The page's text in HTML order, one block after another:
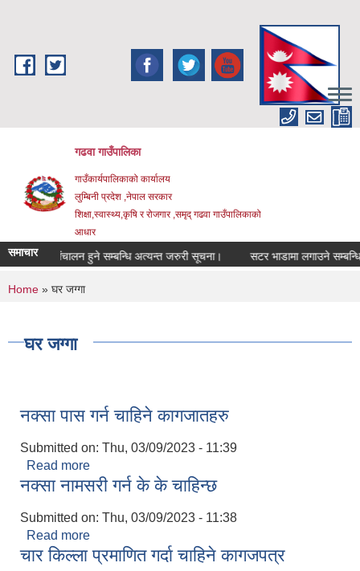
गढवा गाउँपालिका
गाउँकार्यपालिकाको कार्यालय
लुम्बिनी प्रदेश ,नेपाल सरकार
शिक्षा,स्वास्थ्य,कृषि र रोजगार ,समृद् गढवा गाउँपालिकाको
आधार
समाचार संचालन हुने सम्बन्धि अत्यन्त जरुरी सूचना। सटर भाडामा लगाउने सम्बन्धि
You are here
Home » घर जग्गा
घर जग्गा
नक्सा पास गर्न चाहिने कागजातहरु
Submitted on: Thu, 03/09/2023 - 11:39
Read more
नक्सा नामसरी गर्न के के चाहिन्छ
Submitted on: Thu, 03/09/2023 - 11:38
Read more
चार किल्ला प्रमाणित गर्दा चाहिने कागजपत्र